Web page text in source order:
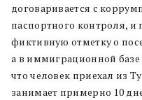
договаривается с
паспортного контроля, и
фиктивную отметку о
а в иммиграционной
что человек приехал из
занимает примерно 10